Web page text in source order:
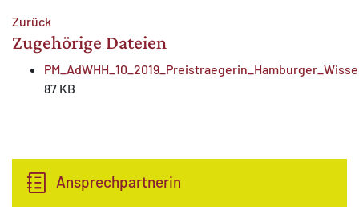
Zurück
Zugehörige Dateien
87 KB
Ansprechpartnerin